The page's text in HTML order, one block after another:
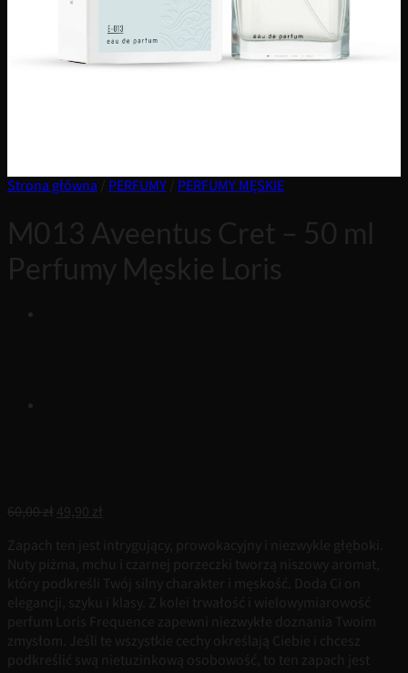
Strona główna PERFUMY PERFUMY MĘSKIE
M013 Aveentus Cret – 50 ml
Perfumy Męskie Loris
60,00zł Pierwotna
wynosiła:
60,00 zł.
49,90 zł
wynosi:
49,90 zł.
Zapach ten jest intrygujący, prowokacyjny i niezwykle głęboki.
Nuty piżma, mchu i czarnej porzeczki tworzą niszowy aromat,
który podkreśli Twój silny charakter i męskość. Doda Ci on
elegancji, szyku i klasy. Z kolei trwałość i wielowymiarowość
perfum Loris Frequence zapewni niezwykłe doznania Twoim
zmysłom. Jeśli te wszystkie cechy określają Ciebie i chcesz
podkreślić swą nietuzinkową osobowość, to ten zapach jest